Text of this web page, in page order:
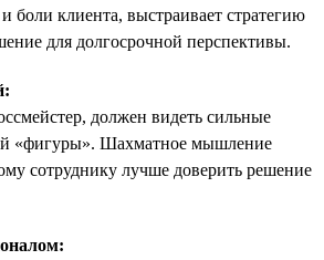
боли клиента, выстраивает стратегию
для долгосрочной перспективы.
должен видеть сильные
«фигуры». Шахматное мышление
сотруднику лучше доверить решение